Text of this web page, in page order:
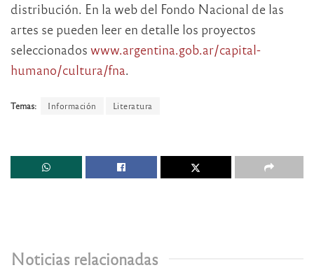
distribución. En la web del Fondo Nacional de las
artes se pueden leer en detalle los proyectos
seleccionados www.argentina.gob.ar/capital-
humano/cultura/fna.
Temas: Información Literatura
Noticias relacionadas